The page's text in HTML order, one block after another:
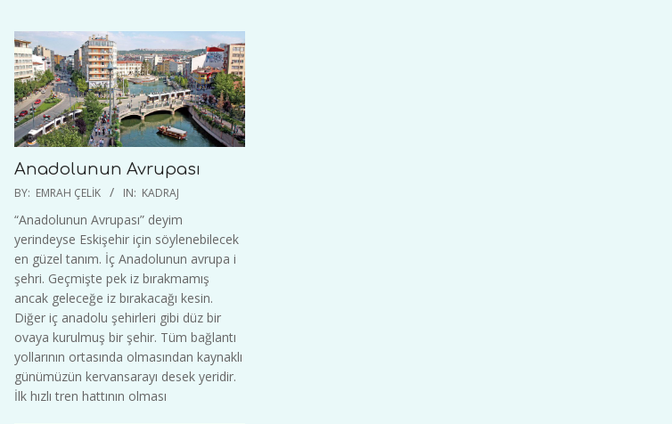
Anadolunun Avrupası
2020-
16
BY: EMRAH ÇELIK IN: KADRAJ
“Anadolunun Avrupası” deyim
yerindeyse Eskişehir için söylenebilecek
en güzel tanım. İç Anadolunun avrupa i
şehri. Geçmişte pek iz bırakmamış
ancak geleceğe iz bırakacağı kesin.
Diğer iç anadolu şehirleri gibi düz bir
ovaya kurulmuş bir şehir. Tüm bağlantı
yollarının ortasında olmasından kaynaklı
günümüzün kervansarayı desek yeridir.
İlk hızlı tren hattının olması